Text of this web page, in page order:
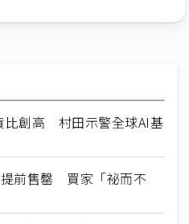
比創高 村田示警全球AI基
前售罄 買家「祕而不